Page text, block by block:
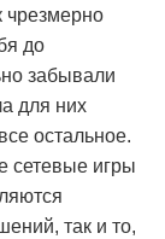
чрезмерно
до
забывали
для них
остальное.
сетевые игры
так и то,